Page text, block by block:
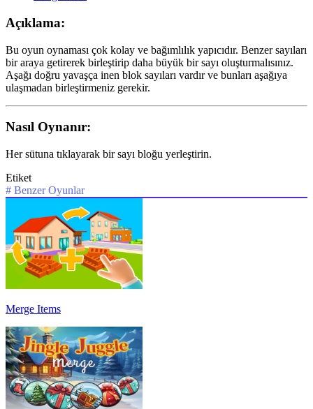
Açıklama:
Bu oyun oynaması çok kolay ve bağımlılık yapıcıdır. Benzer sayıları
bir araya getirerek birleştirip daha büyük bir sayı oluşturmalısınız.
Aşağı doğru yavaşça inen blok sayıları vardır ve bunları aşağıya
ulaşmadan birleştirmeniz gerekir.
Nasıl Oynanır:
Her sütuna tıklayarak bir sayı bloğu yerleştirin.
Etiket
# Benzer Oyunlar
Merge Items